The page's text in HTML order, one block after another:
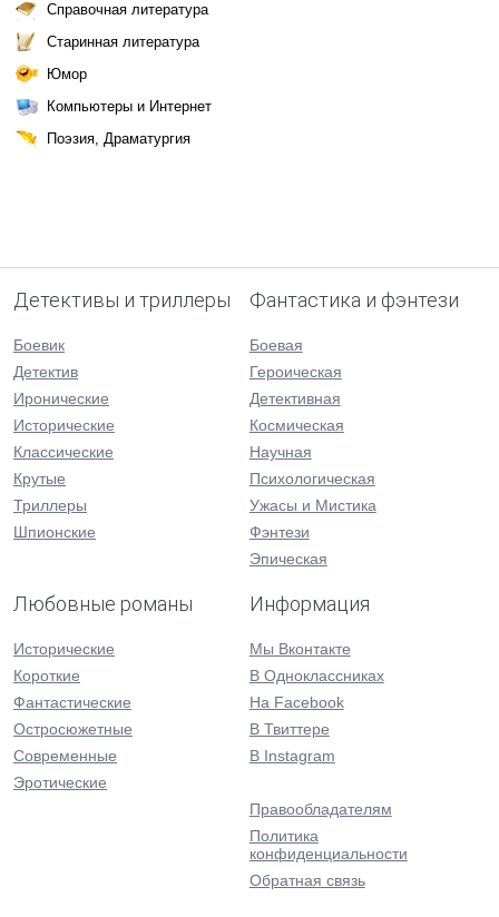
Справочная литература
Старинная литература
Юмор
Компьютеры и Интернет
Поэзия, Драматургия
Детективы и триллеры
Боевик
Детектив
Иронические
Исторические
Классические
Крутые
Триллеры
Шпионские
Фантастика и фэнтези
Боевая
Героическая
Детективная
Космическая
Научная
Психологическая
Ужасы и Мистика
Фэнтези
Эпическая
Любовные романы
Исторические
Короткие
Фантастические
Остросюжетные
Современные
Эротические
Информация
Мы Вконтакте
В Одноклассниках
На Facebook
В Твиттере
В Instagram
Правообладателям
Политика
конфиденциальности
Обратная связь